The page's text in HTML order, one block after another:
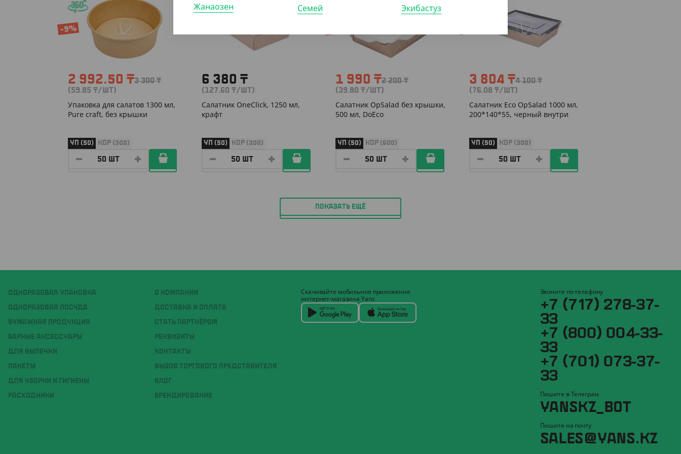
-9%
2 992.50 ₸3 300₸
(59.85 ₸/ШТ)
Упаковка для салатов 1300 мл,
Pure craft, без крышки
УП (50) КОР (300)
6 380 ₸
(127.60 ₸/ШТ)
Салатник OneClick, 1250 мл,
крафт
УП (50) КОР (300)
1 990 ₸2 200₸
(39.80 ₸/ШТ)
Салатник OpSalad без крышки,
500 мл, DoEco
УП (50) КОР (600)
3 804 ₸4 100₸
(76.08 ₸/ШТ)
Салатник Eco OpSalad 1000 мл,
200*140*55, черный внутри
УП (50) КОР (300)
ПОКАЗАТЬ ЕЩЁ
ОДНОРАЗОВАЯ УПАКОВКА
ОДНОРАЗОВАЯ ПОСУДА
БУМАЖНАЯ ПРОДУКЦИЯ
БАРНЫЕ АКСЕССУАРЫ
ДЛЯ ВЫПЕЧКИ
ПАКЕТЫ
ДЛЯ УБОРКИ И ГИГИЕНЫ
РАСХОДНИКИ
О КОМПАНИИ
ДОСТАВКА И ОПЛАТА
СТАТЬ ПАРТНЁРОМ
РЕКВИЗИТЫ
КОНТАКТЫ
ВЫЗОВ ТОРГОВОГО ПРЕДСТАВИТЕЛЯ
БЛОГ
БРЕНДИРОВАНИЕ
Скачивайте мобильное приложение
интернет-магазина Yans
Звоните по телефону
+7 (717) 278-37-
33
+7 (800) 004-33-
33
+7 (701) 073-37-
33
Пишите в Телеграм
YANSKZ_BOT
Пишите на почту
SALES@YANS.KZ
Жанаозен
Семей
Экибастуз